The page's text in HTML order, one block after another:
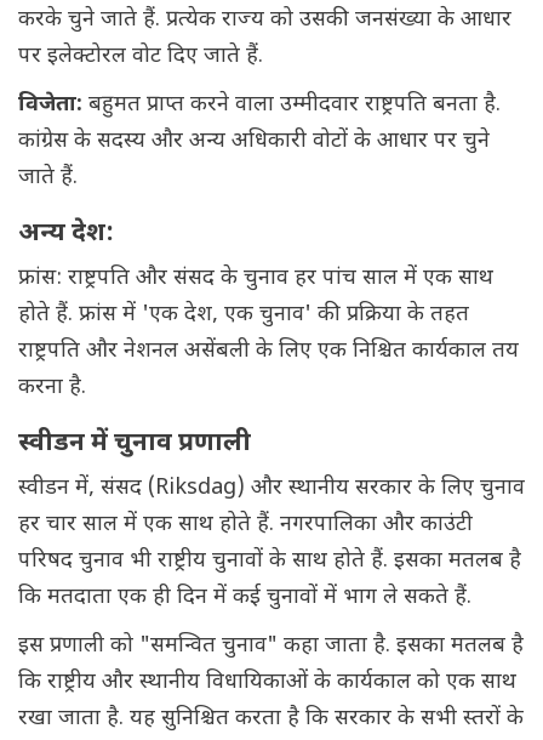
करके चुने जाते हैं. प्रत्येक राज्य को उसकी जनसंख्या के आधार
पर इलेक्टोरल वोट दिए जाते हैं.
विजेता: बहुमत प्राप्त करने वाला उम्मीदवार राष्ट्रपति बनता है.
कांग्रेस के सदस्य और अन्य अधिकारी वोटों के आधार पर चुने
जाते हैं.
अन्य देश:
फ्रांस: राष्ट्रपति और संसद के चुनाव हर पांच साल में एक साथ
होते हैं. फ्रांस में 'एक देश, एक चुनाव' की प्रक्रिया के तहत
राष्ट्रपति और नेशनल असेंबली के लिए एक निश्चित कार्यकाल तय
करना है.
स्वीडन में चुनाव प्रणाली
स्वीडन में, संसद (Riksdag) और स्थानीय सरकार के लिए चुनाव
हर चार साल में एक साथ होते हैं. नगरपालिका और काउंटी
परिषद चुनाव भी राष्ट्रीय चुनावों के साथ होते हैं. इसका मतलब है
कि मतदाता एक ही दिन में कई चुनावों में भाग ले सकते हैं.
इस प्रणाली को "समन्वित चुनाव" कहा जाता है. इसका मतलब है
कि राष्ट्रीय और स्थानीय विधायिकाओं के कार्यकाल को एक साथ
रखा जाता है. यह सुनिश्चित करता है कि सरकार के सभी स्तरों के